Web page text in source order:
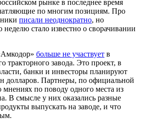
рынке в последнее время
по многим позициям. Про
писали неоднократно, но
стало известно о сворачивании
больше не участвует в
тракторного завода. Это проект, в
банки и инвесторы планируют
долларов. Партнеры, по официальной
мнениях по поводу одного места из
В смысле у них оказались разные
выпускать на заводе, и что